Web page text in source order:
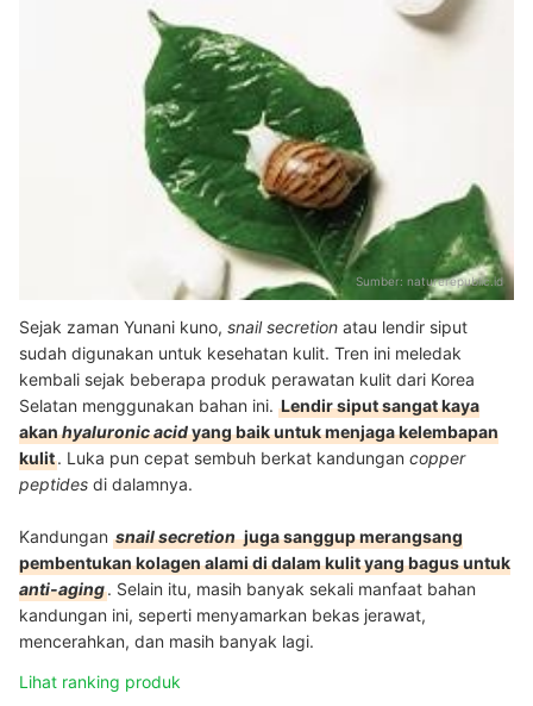
Sumber: naturerepublic.id
Sejak zaman Yunani kuno, snail secretion atau lendir siput
sudah digunakan untuk kesehatan kulit. Tren ini meledak
kembali sejak beberapa produk perawatan kulit dari Korea
Selatan menggunakan bahan ini. Lendir siput sangat kaya
akanhyaluronic acidyang baik untuk menjaga kelembapan
kulit. Luka pun cepat sembuh berkat kandungan copper
peptides di dalamnya.
Kandungan snail secretion juga sanggup merangsang
pembentukan kolagen alami di dalam kulit yang bagus untuk
anti-aging. Selain itu, masih banyak sekali manfaat bahan
kandungan ini, seperti menyamarkan bekas jerawat,
mencerahkan, dan masih banyak lagi.
Lihat ranking produk